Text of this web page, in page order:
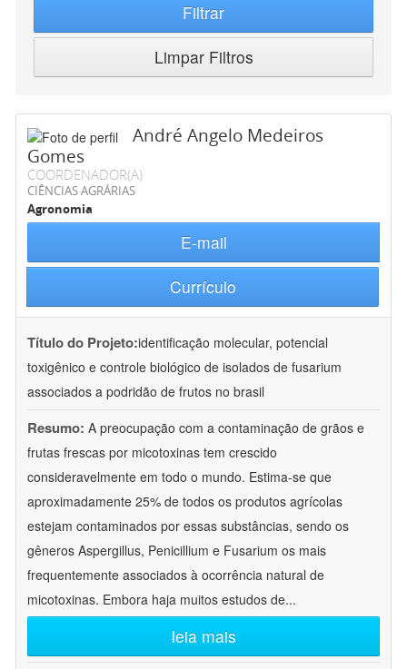
Filtrar
Limpar Filtros
André Angelo Medeiros
Gomes
COORDENADOR(A)
CIÊNCIAS AGRÁRIAS
Agronomia
E-mail
Currículo
Título do Projeto:identificação molecular, potencial
toxigênico e controle biológico de isolados de fusarium
associados a podridão de frutos no brasil
Resumo: A preocupação com a contaminação de grãos e
frutas frescas por micotoxinas tem crescido
consideravelmente em todo o mundo. Estima-se que
aproximadamente 25% de todos os produtos agrícolas
estejam contaminados por essas substâncias, sendo os
gêneros Aspergillus, Penicillium e Fusarium os mais
frequentemente associados à ocorrência natural de
micotoxinas. Embora haja muitos estudos de...
leia mais